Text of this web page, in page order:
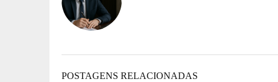
POSTAGENS RELACIONADAS